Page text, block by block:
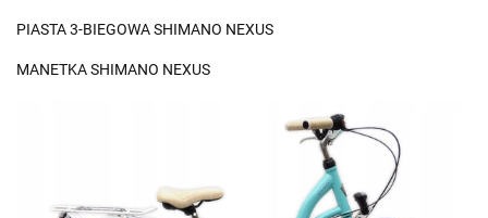
PIASTA 3-BIEGOWA SHIMANO NEXUS
MANETKA SHIMANO NEXUS